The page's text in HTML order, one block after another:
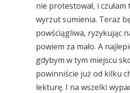
nie protestował, i
wyrzut sumienia. Teraz
powściągliwa, ryzykując
powiem za mało. A
gdybym w tym miejscu
powinniście już od kilku
lekturę. I na wszelki